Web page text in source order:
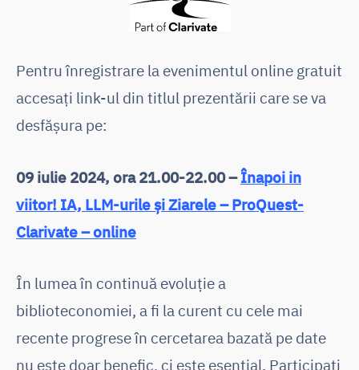
Pentru înregistrare la evenimentul online gratuit
accesaţi link-ul din titlul prezentării care se va
desfășura pe:
09 iulie 2024, ora 21.00-22.00 –Înapoi in
viitor! IA, LLM-urile și Ziarele – ProQuest-
Clarivate – online
În lumea în continuă evoluție a
biblioteconomiei, a fi la curent cu cele mai
recente progrese în cercetarea bazată pe date
nu este doar benefic, ci este esențial. Participați